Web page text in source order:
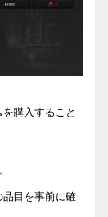
購入すること
目を事前に確